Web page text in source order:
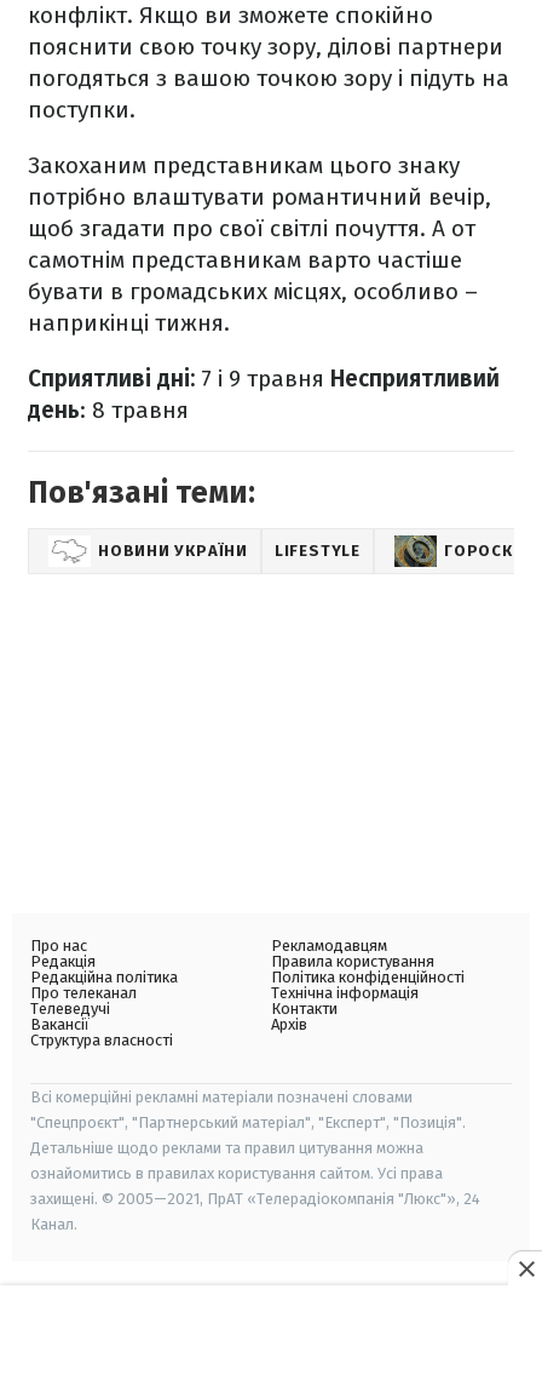
конфлікт. Якщо ви зможете спокійно
пояснити свою точку зору, ділові партнери
погодяться з вашою точкою зору і підуть на
поступки.
Закоханим представникам цього знаку
потрібно влаштувати романтичний вечір,
щоб згадати про свої світлі почуття. А от
самотнім представникам варто частіше
бувати в громадських місцях, особливо –
наприкінці тижня.
Сприятливі дні: 7 і 9 травня Несприятливий
день: 8 травня
Пов'язані теми:
НОВИНИ УКРАЇНИ LIFESTYLE ГОРОСКОП
Про нас
Редакція
Редакційна політика
Про телеканал
Телеведучі
Вакансії
Структура власності
Рекламодавцям
Правила користування
Політика конфіденційності
Технічна інформація
Контакти
Архів
Всі комерційні рекламні матеріали позначені словами
"Спецпроєкт", "Партнерський матеріал", "Експерт", "Позиція".
Детальніше щодо реклами та правил цитування можна
ознайомитись в правилах користування сайтом. Усі права
захищені. © 2005—2021, ПрАТ «Телерадіокомпанія "Люкс"», 24
Канал.